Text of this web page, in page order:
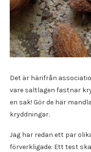
Det är härifrån
vare saltlagen fastnar
en sak! Gör de här
kryddningar.
Jag har redan ett par
förverkligade: Ett test